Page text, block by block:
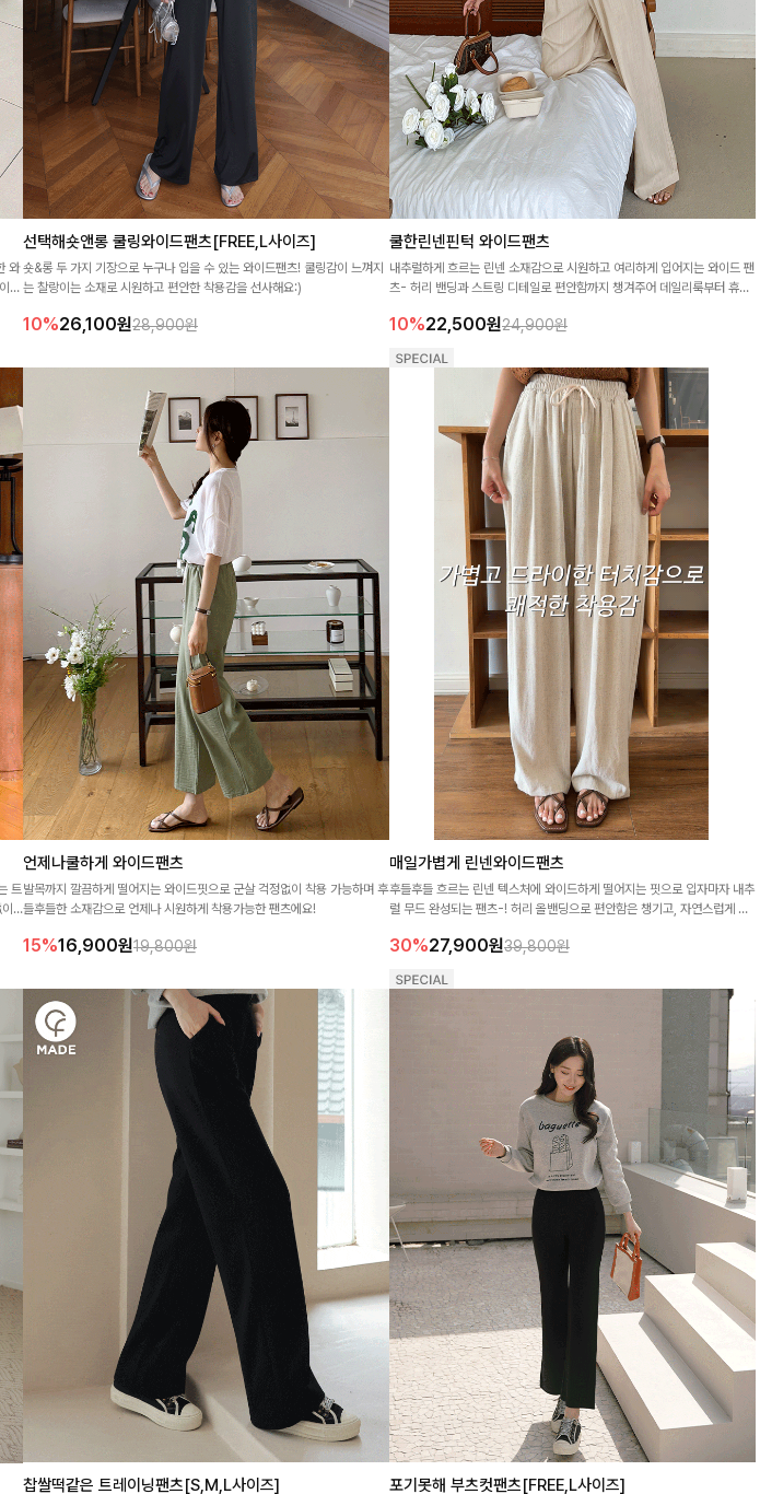
와
선택해숏앤롱 쿨링와이드팬츠[FREE,L사이즈]
숏&롱 두 가지 기장으로 누구나 입을 수 있는 와이드팬츠! 쿨링감이 느껴지
는 찰랑이는 소재로 시원하고 편안한 착용감을 선사해요:)
10%26,100원28,900원
쿨한린넨핀턱 와이드팬츠
내추럴하게 흐르는 린넨 소재감으로 시원하고 여리하게 입어지는 와이드 팬
츠- 허리 밴딩과 스트링 디테일로 편안함까지 챙겨주어 데일리룩부터 휴가
10%22,500원24,900원
트
언제나쿨하게 와이드팬츠
발목까지 깔끔하게 떨어지는 와이드핏으로 군살 걱정없이 착용 가능하며 후
들후들한 소재감으로 언제나 시원하게 착용가능한 팬츠에요!
15%16,900원19,800원
매일가볍게 린넨와이드팬츠
후들후들 흐르는 린넨 텍스처에 와이드하게 떨어지는 핏으로 입자마자 내추
럴 무드 완성되는 팬츠-! 허리 올밴딩으로 편안함은 챙기고, 자연스럽게 멋
30%27,900원39,800원
찹쌀떡같은 트레이닝팬츠[S,M,L사이즈] 포기못해 부츠컷팬츠[FREE,L사이즈]